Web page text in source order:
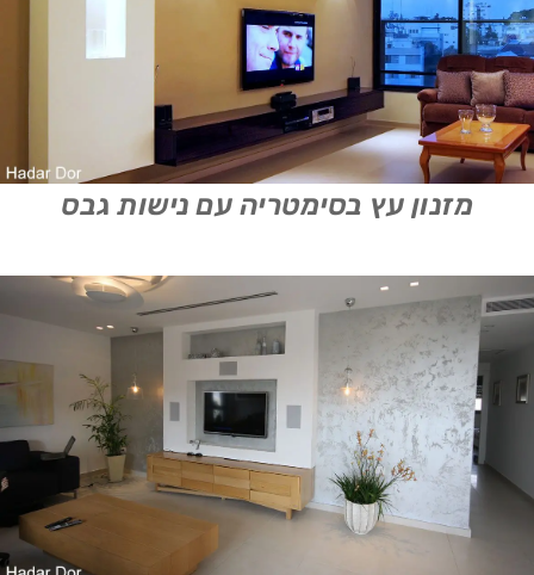
מזנון עץ בסימטריה עם נישות גבס